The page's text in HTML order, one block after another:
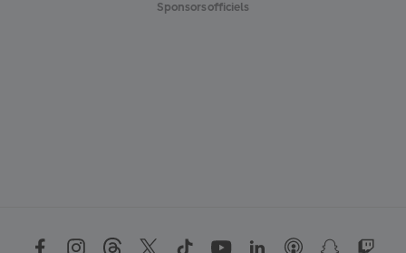
Sponsors officiels